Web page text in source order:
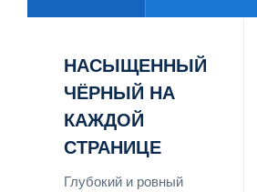
НАСЫЩЕННЫЙ
ЧЁРНЫЙ НА
КАЖДОЙ
СТРАНИЦЕ
Глубокий и ровный